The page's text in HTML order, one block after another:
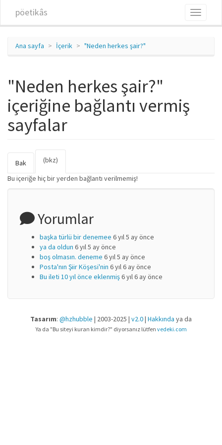
pöetikâs
Toggle
Ana sayfa İçerik "Neden herkes şair?"
"Neden herkes şair?"
içeriğine bağlantı vermiş
sayfalar
Birincil sekmeler
Bak (bkz)
Bu içeriğe hiç bir yerden bağlantı verilmemiş!
Yorumlar
başka türlü bir denemee 6 yıl 5 ay önce
ya da oldun 6 yıl 5 ay önce
boş olmasın. deneme 6 yıl 5 ay önce
Posta'nın Şiir Köşesi'nin 6 yıl 6 ay önce
Bu ileti 10 yıl önce eklenmiş6 yıl 6 ay önce
Tasarım: @hzhubble | 2003-2025 | v2.0| Hakkında ya da
Ya da "Bu siteyi kuran kimdir?" diyorsanız lütfen vedeki.com